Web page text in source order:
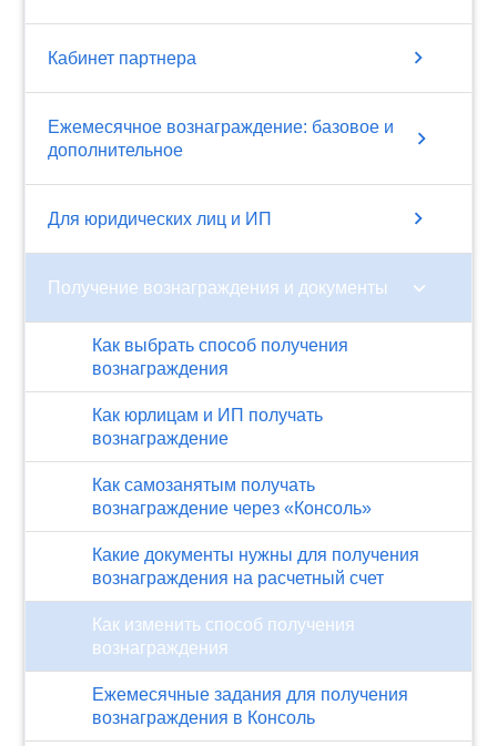
Кабинет партнера chevron_right
Ежемесячное вознаграждение: базовое и
дополнительное
chevron_right
Для юридических лиц и ИП chevron_right
Получение вознаграждения и документы chevron_right
Как выбрать способ получения
вознаграждения
Как юрлицам и ИП получать
вознаграждение
Как самозанятым получать
вознаграждение через «Консоль»
Какие документы нужны для получения
вознаграждения на расчетный счет
Как изменить способ получения
вознаграждения
Ежемесячные задания для получения
вознаграждения в Консоль